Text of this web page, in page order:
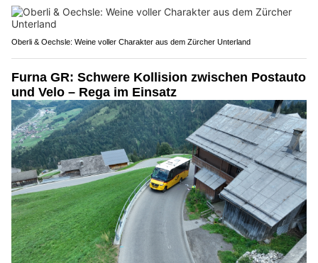
Oberli & Oechsle: Weine voller Charakter aus dem Zürcher Unterland
Furna GR: Schwere Kollision zwischen Postauto
und Velo – Rega im Einsatz